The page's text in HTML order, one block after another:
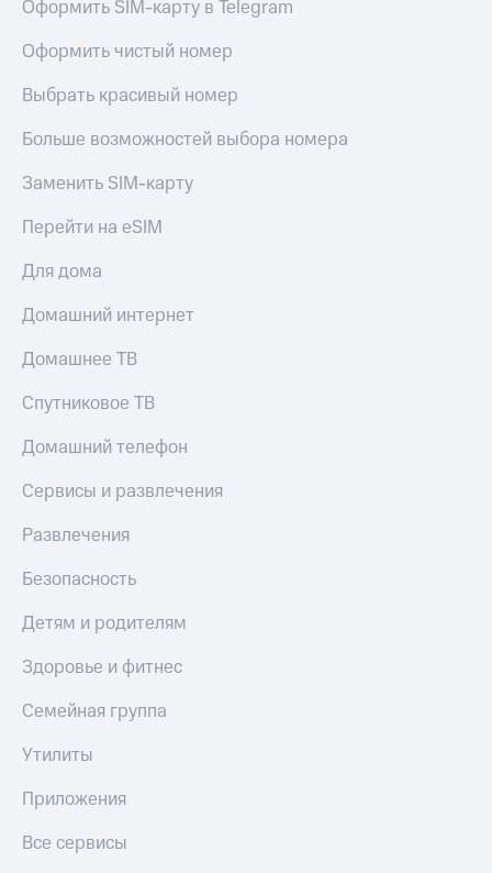
Контакты
развитие
деловая этика
На главную
Оформить SIM-карту в Telegram
Оформить чистый номер
Выбрать красивый номер
Больше возможностей выбора номера
Заменить SIM-карту
Перейти на eSIM
Для дома
Домашний интернет
Домашнее ТВ
Спутниковое ТВ
Домашний телефон
Сервисы и развлечения
Развлечения
Безопасность
Детям и родителям
Здоровье и фитнес
Семейная группа
Утилиты
Приложения
Все сервисы